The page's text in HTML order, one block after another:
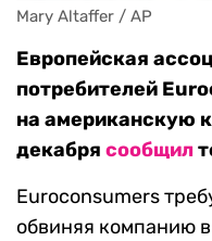
Mary Altaffer / AP
Европейская
потребителей
на американскую
декабря сообщил
Euroconsumers
обвиняя компанию